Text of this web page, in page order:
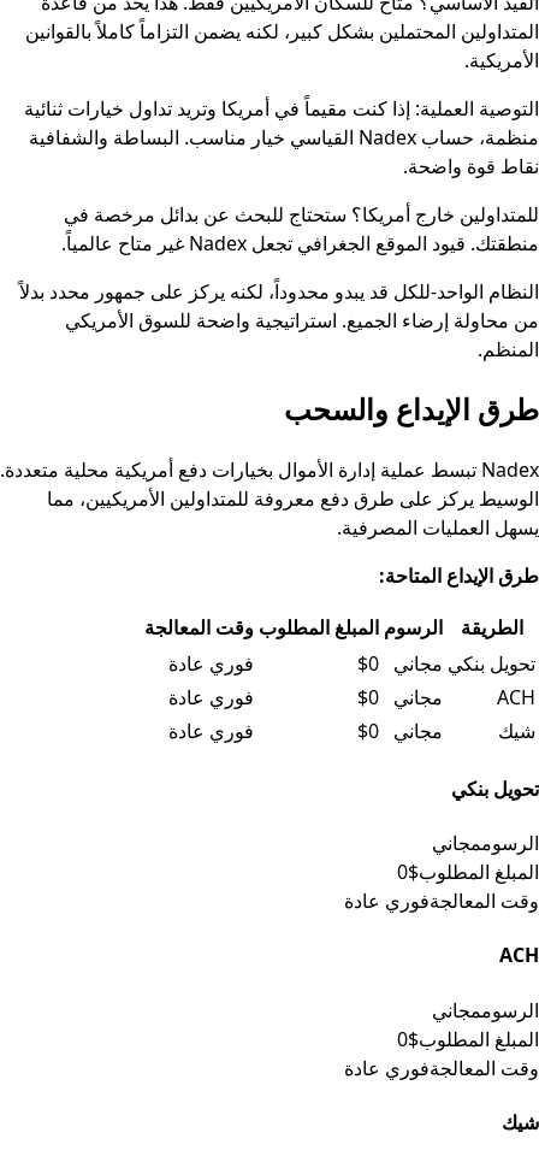
المتداولين المحتملين بشكل كبير، لكنه يضمن التزاماً كاملاً بالقوانين
الأمريكية.
التوصية العملية: إذا كنت مقيماً في أمريكا وتريد تداول خيارات ثنائية
منظمة، حساب Nadex القياسي خيار مناسب. البساطة والشفافية
نقاط قوة واضحة.
للمتداولين خارج أمريكا؟ ستحتاج للبحث عن بدائل مرخصة في
منطقتك. قيود الموقع الجغرافي تجعل Nadex غير متاح عالمياً.
النظام الواحد-للكل قد يبدو محدوداً، لكنه يركز على جمهور محدد بدلاً
من محاولة إرضاء الجميع. استراتيجية واضحة للسوق الأمريكي
المنظم.
طرق الإيداع والسحب
Nadex تبسط عملية إدارة الأموال بخيارات دفع أمريكية محلية متعددة.
الوسيط يركز على طرق دفع معروفة للمتداولين الأمريكيين، مما
يسهل العمليات المصرفية.
طرق الإيداع المتاحة:
جدول البيانات
الطريقة الرسوم المبلغ المطلوب وقت المعالجة
تحويل بنكي مجاني $0
فوري عادة
ACH
مجاني $0
فوري عادة
شيك
مجاني $0 فوري عادة
تحويل بنكي
الرسوممجاني
المبلغ المطلوب$0
وقت المعالجةفوري عادة
ACH
الرسوممجاني
المبلغ المطلوب$0
وقت المعالجةفوري عادة
شيك